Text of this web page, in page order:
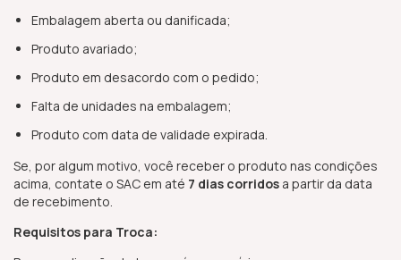
Embalagem aberta ou danificada;
Produto avariado;
Produto em desacordo com o pedido;
Falta de unidades na embalagem;
Produto com data de validade expirada.
Se, por algum motivo, você receber o produto nas condições
acima, contate o SAC em até 7 dias corridos a partir da data
de recebimento.
Requisitos para Troca: